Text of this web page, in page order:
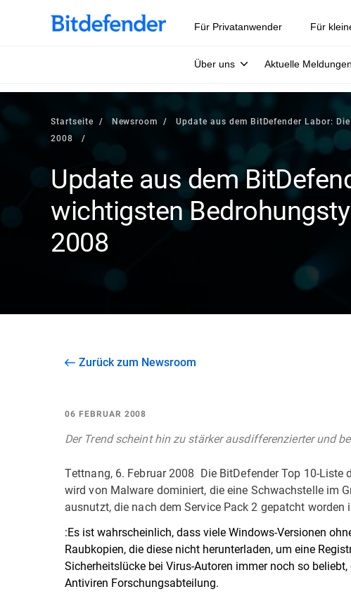
Für Privatanwender Für
Über uns Aktuelle Meldungen
Startseite Newsroom
Update aus dem BitDefender Labor:
2008
Update aus dem
wichtigsten
2008
Zurück zum Newsroom
06 FEBRUAR 2008
Der Trend scheint hin zu stärker ausdifferenzierter und
Tettnang, 6. Februar 2008  Die BitDefender Top 10-
wird von Malware dominiert, die eine Schwachstelle im
ausnutzt, die nach dem Service Pack 2 gepatcht worden
:Es ist wahrscheinlich, dass viele Windows-Versionen
Raubkopien, die diese nicht herunterladen, um eine
Sicherheitslücke bei Virus-Autoren immer noch so
Antiviren Forschungsabteilung.